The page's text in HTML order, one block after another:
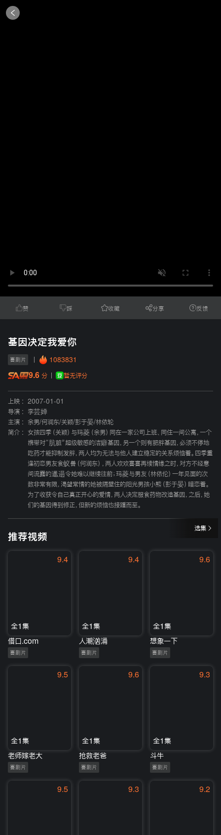
赞 踩 收藏 分享 反馈
基因决定我爱你
喜剧片 1083831
9.6 分 暂无评分
上映 :
2007-01-01
导演 :
李芸婵
主演 :
余男/何润东/关颖/彭于晏/林依轮
简介 :
女孩四季（关颖）与玛菱（余男）同在一家公司上班、同住一间公寓，一个
携带对“肮脏”超级敏感的洁癖基因，另一个则有肥胖基因，必须不停地
吃药才能抑制发胖，两人均为无法与他人建立稳定的关系烦恼着。四季重
逢初恋男友食蚁兽（何润东），两人欢欢喜喜再续情缘之时，对方不经意
间流露的邋遢令她难以继续往前；玛菱与男友（林依伦）一年见面的次
数非常有限，渴望常情的她被隔壁住的阳光男孩小熊（彭于晏）暗恋着。
为了收获令自己真正开心的爱情，两人决定服食药物改造基因，之后，她
们的基因得到修正，但新的烦恼也接踵而至。
选集
推荐视频
9.4
全1集
借口.com
喜剧片
9.4
全1集
人潮汹涌
喜剧片
9.6
全1集
想象一下
喜剧片
9.5
全1集
老师嫁老大
喜剧片
9.6
全1集
抢救老爸
喜剧片
9.3
全1集
斗牛
喜剧片
9.5 9.3 9.2